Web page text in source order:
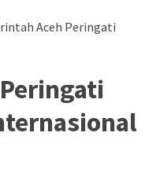
Aceh Peringati